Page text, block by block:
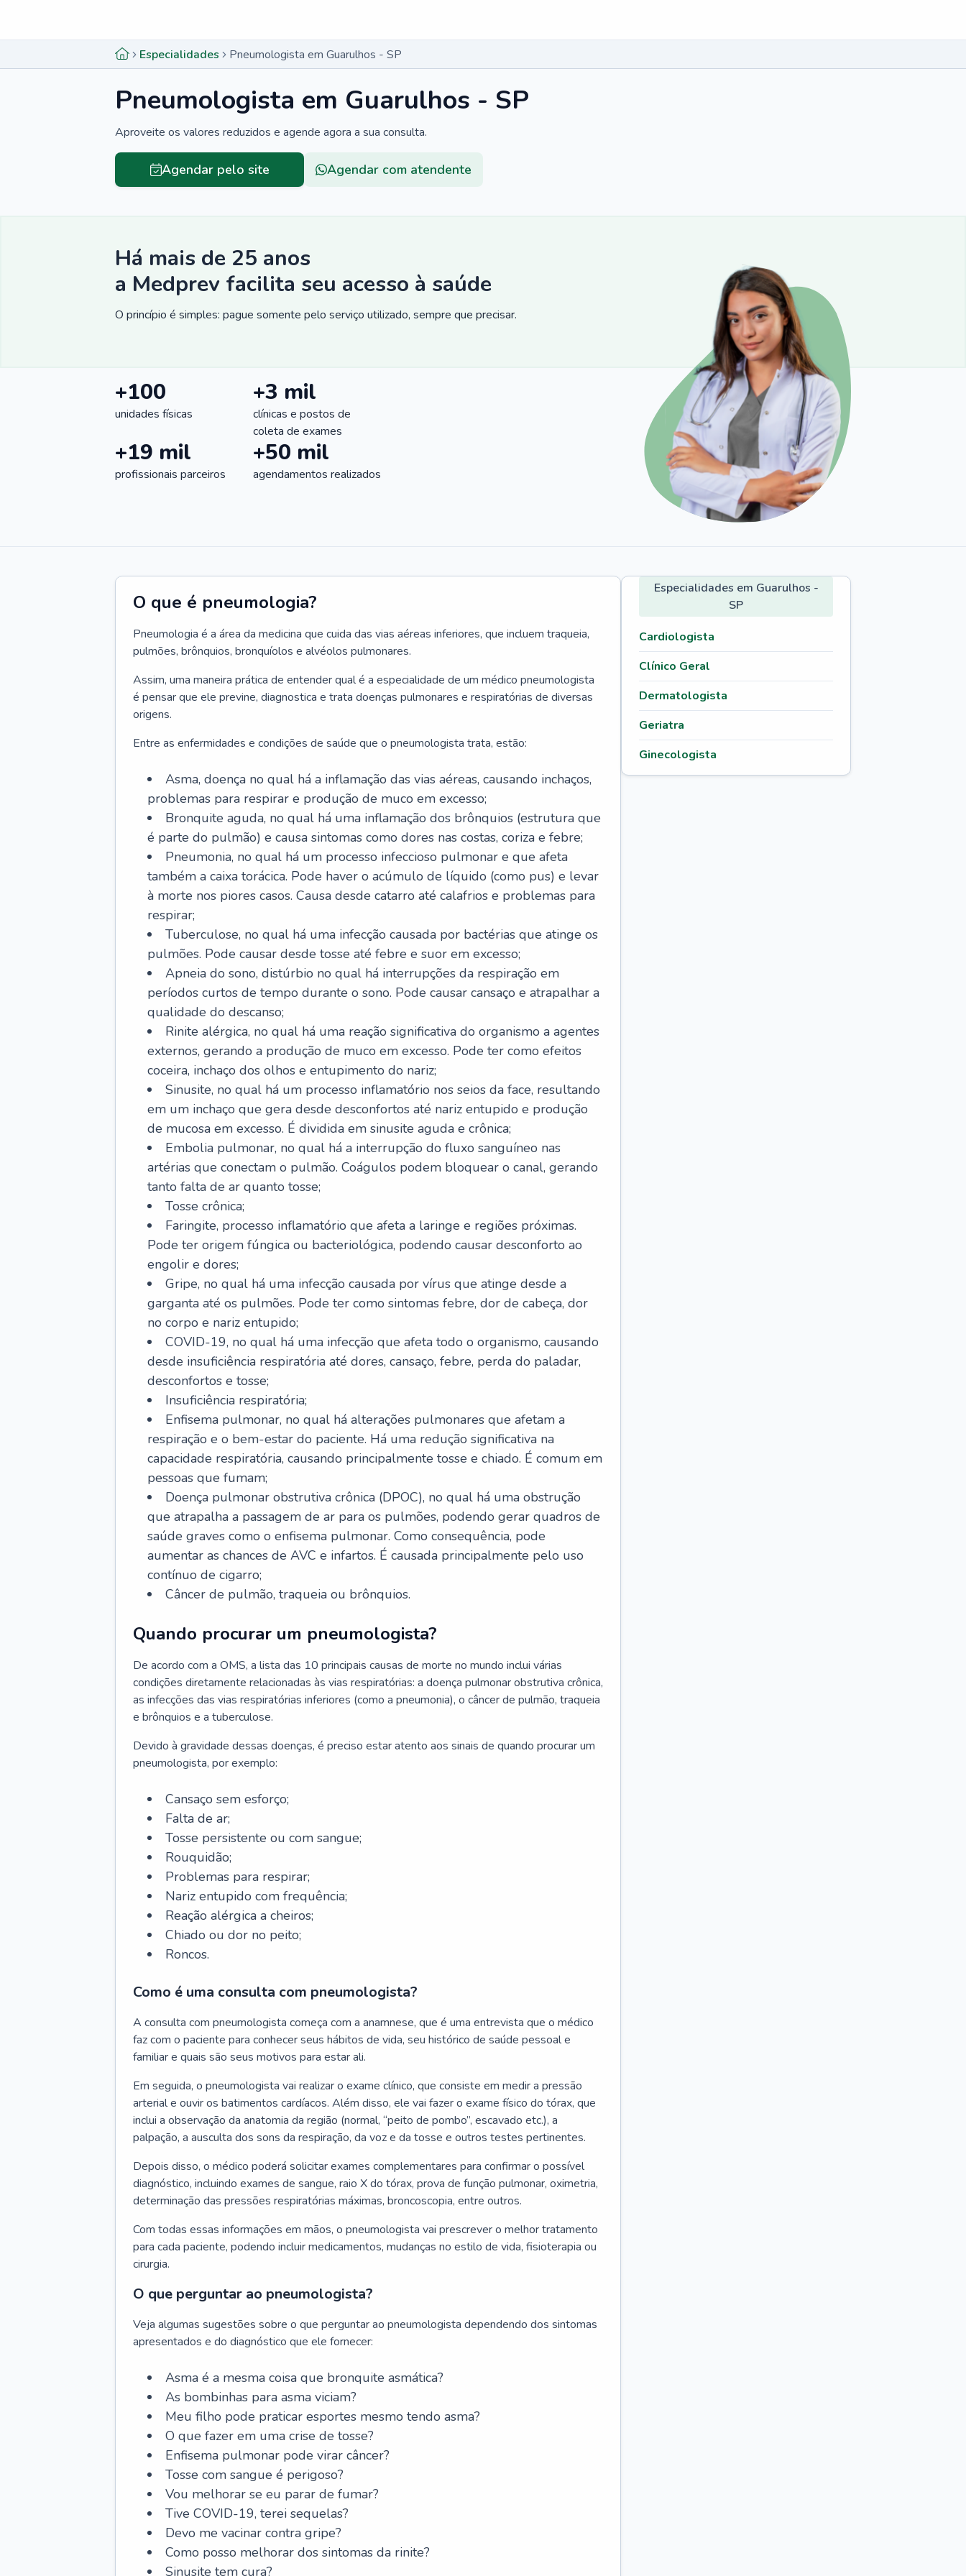
Especialidades Pneumologista em Guarulhos - SP
Pneumologista em Guarulhos - SP
Aproveite os valores reduzidos e agende agora a sua consulta.
Agendar pelo site Agendar com atendente
Há mais de 25 anos
a Medprev facilita seu acesso à saúde
O princípio é simples: pague somente pelo serviço utilizado, sempre que precisar.
+100
unidades físicas
+3 mil
clínicas e postos de
coleta de exames
+19 mil
profissionais parceiros
+50 mil
agendamentos realizados
O que é pneumologia?
Pneumologia é a área da medicina que cuida das vias aéreas inferiores, que incluem traqueia,
pulmões, brônquios, bronquíolos e alvéolos pulmonares.
Assim, uma maneira prática de entender qual é a especialidade de um médico pneumologista
é pensar que ele previne, diagnostica e trata doenças pulmonares e respiratórias de diversas
origens.
Entre as enfermidades e condições de saúde que o pneumologista trata, estão:
Asma, doença no qual há a inflamação das vias aéreas, causando inchaços,
problemas para respirar e produção de muco em excesso;
Bronquite aguda, no qual há uma inflamação dos brônquios (estrutura que
é parte do pulmão) e causa sintomas como dores nas costas, coriza e febre;
Pneumonia, no qual há um processo infeccioso pulmonar e que afeta
também a caixa torácica. Pode haver o acúmulo de líquido (como pus) e levar
à morte nos piores casos. Causa desde catarro até calafrios e problemas para
respirar;
Tuberculose, no qual há uma infecção causada por bactérias que atinge os
pulmões. Pode causar desde tosse até febre e suor em excesso;
Apneia do sono, distúrbio no qual há interrupções da respiração em
períodos curtos de tempo durante o sono. Pode causar cansaço e atrapalhar a
qualidade do descanso;
Rinite alérgica, no qual há uma reação significativa do organismo a agentes
externos, gerando a produção de muco em excesso. Pode ter como efeitos
coceira, inchaço dos olhos e entupimento do nariz;
Sinusite, no qual há um processo inflamatório nos seios da face, resultando
em um inchaço que gera desde desconfortos até nariz entupido e produção
de mucosa em excesso. É dividida em sinusite aguda e crônica;
Embolia pulmonar, no qual há a interrupção do fluxo sanguíneo nas
artérias que conectam o pulmão. Coágulos podem bloquear o canal, gerando
tanto falta de ar quanto tosse;
Tosse crônica;
Faringite, processo inflamatório que afeta a laringe e regiões próximas.
Pode ter origem fúngica ou bacteriológica, podendo causar desconforto ao
engolir e dores;
Gripe, no qual há uma infecção causada por vírus que atinge desde a
garganta até os pulmões. Pode ter como sintomas febre, dor de cabeça, dor
no corpo e nariz entupido;
COVID-19, no qual há uma infecção que afeta todo o organismo, causando
desde insuficiência respiratória até dores, cansaço, febre, perda do paladar,
desconfortos e tosse;
Insuficiência respiratória;
Enfisema pulmonar, no qual há alterações pulmonares que afetam a
respiração e o bem-estar do paciente. Há uma redução significativa na
capacidade respiratória, causando principalmente tosse e chiado. É comum em
pessoas que fumam;
Doença pulmonar obstrutiva crônica (DPOC), no qual há uma obstrução
que atrapalha a passagem de ar para os pulmões, podendo gerar quadros de
saúde graves como o enfisema pulmonar. Como consequência, pode
aumentar as chances de AVC e infartos. É causada principalmente pelo uso
contínuo de cigarro;
Câncer de pulmão, traqueia ou brônquios.
Quando procurar um pneumologista?
De acordo com a OMS, a lista das 10 principais causas de morte no mundo inclui várias
condições diretamente relacionadas às vias respiratórias: a doença pulmonar obstrutiva crônica,
as infecções das vias respiratórias inferiores (como a pneumonia), o câncer de pulmão, traqueia
e brônquios e a tuberculose.
Devido à gravidade dessas doenças, é preciso estar atento aos sinais de quando procurar um
pneumologista, por exemplo:
Cansaço sem esforço;
Falta de ar;
Tosse persistente ou com sangue;
Rouquidão;
Problemas para respirar;
Nariz entupido com frequência;
Reação alérgica a cheiros;
Chiado ou dor no peito;
Roncos.
Como é uma consulta com pneumologista?
A consulta com pneumologista começa com a anamnese, que é uma entrevista que o médico
faz com o paciente para conhecer seus hábitos de vida, seu histórico de saúde pessoal e
familiar e quais são seus motivos para estar ali.
Em seguida, o pneumologista vai realizar o exame clínico, que consiste em medir a pressão
arterial e ouvir os batimentos cardíacos. Além disso, ele vai fazer o exame físico do tórax, que
inclui a observação da anatomia da região (normal, “peito de pombo”, escavado etc.), a
palpação, a ausculta dos sons da respiração, da voz e da tosse e outros testes pertinentes.
Depois disso, o médico poderá solicitar exames complementares para confirmar o possível
diagnóstico, incluindo exames de sangue, raio X do tórax, prova de função pulmonar, oximetria,
determinação das pressões respiratórias máximas, broncoscopia, entre outros.
Com todas essas informações em mãos, o pneumologista vai prescrever o melhor tratamento
para cada paciente, podendo incluir medicamentos, mudanças no estilo de vida, fisioterapia ou
cirurgia.
O que perguntar ao pneumologista?
Veja algumas sugestões sobre o que perguntar ao pneumologista dependendo dos sintomas
apresentados e do diagnóstico que ele fornecer:
Asma é a mesma coisa que bronquite asmática?
As bombinhas para asma viciam?
Meu filho pode praticar esportes mesmo tendo asma?
O que fazer em uma crise de tosse?
Enfisema pulmonar pode virar câncer?
Tosse com sangue é perigoso?
Vou melhorar se eu parar de fumar?
Tive COVID-19, terei sequelas?
Devo me vacinar contra gripe?
Como posso melhorar dos sintomas da rinite?
Sinusite tem cura?
Especialidades em Guarulhos -
SP
Cardiologista
Clínico Geral
Dermatologista
Geriatra
Ginecologista